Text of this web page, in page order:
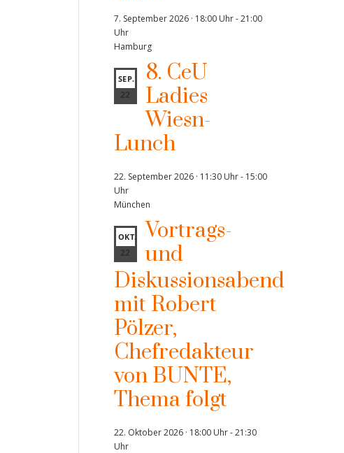
7. September 2026 · 18:00 Uhr-21:00
Uhr
Hamburg
SEP.
22
8. CeU
Ladies
Wiesn-
Lunch
22. September 2026 · 11:30 Uhr- 15:00
Uhr
München
OKT.
22
Vortrags-
und
Diskussionsabend
mit Robert
Pölzer,
Chefredakteur
von BUNTE,
Thema folgt
22. Oktober 2026 · 18:00 Uhr-21:30
Uhr